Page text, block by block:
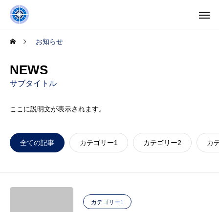
お知らせ
NEWS
サブタイトル
ここに説明文が表示されます。
全ての記事 カテゴリー1 カテゴリー2 カ
カテゴリー1